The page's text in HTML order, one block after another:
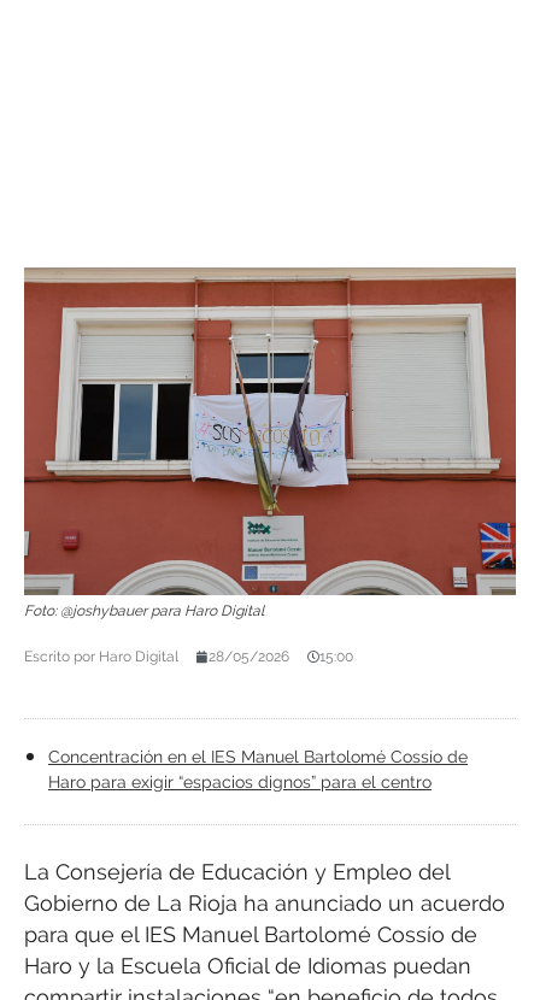
Foto: @joshybauer para Haro Digital
Escrito por Haro Digital 28/05/2026 15:00
Concentración en el IES Manuel Bartolomé Cossío de
Haro para exigir “espacios dignos” para el centro
La Consejería de Educación y Empleo del
Gobierno de La Rioja ha anunciado un acuerdo
para que el IES Manuel Bartolomé Cossío de
Haro y la Escuela Oficial de Idiomas puedan